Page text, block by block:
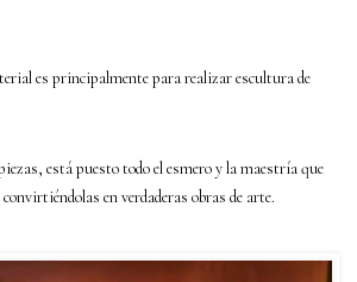
es principalmente para realizar escultura de
está puesto todo el esmero y la maestría que
en verdaderas obras de arte.